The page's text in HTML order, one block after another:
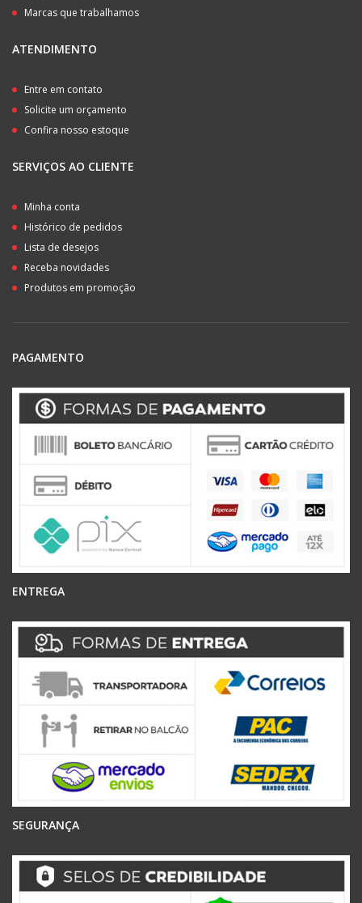
Marcas que trabalhamos
ATENDIMENTO
Entre em contato
Solicite um orçamento
Confira nosso estoque
SERVIÇOS AO CLIENTE
Minha conta
Histórico de pedidos
Lista de desejos
Receba novidades
Produtos em promoção
PAGAMENTO
ENTREGA
SEGURANÇA